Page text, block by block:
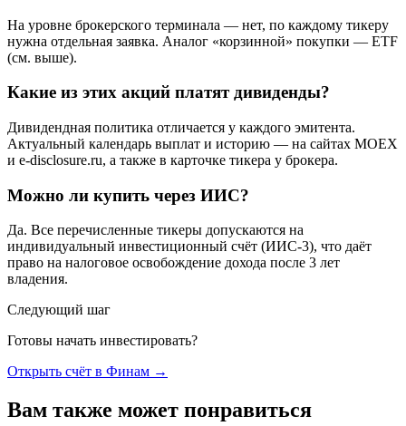
На уровне брокерского терминала — нет, по каждому тикеру
нужна отдельная заявка. Аналог «корзинной» покупки — ETF
(см. выше).
Какие из этих акций платят дивиденды?
Дивидендная политика отличается у каждого эмитента.
Актуальный календарь выплат и историю — на сайтах MOEX
и e-disclosure.ru, а также в карточке тикера у брокера.
Можно ли купить через ИИС?
Да. Все перечисленные тикеры допускаются на
индивидуальный инвестиционный счёт (ИИС-3), что даёт
право на налоговое освобождение дохода после 3 лет
владения.
Следующий шаг
Готовы начать инвестировать?
Открыть счёт в Финам →
Вам также может понравиться